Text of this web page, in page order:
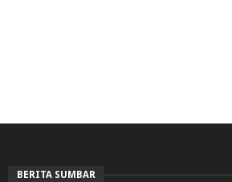
BERITA SUMBAR